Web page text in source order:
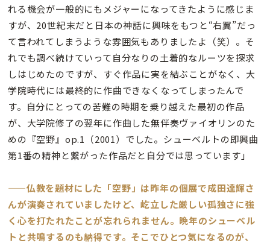
れる機会が一般的にもメジャーになってきたように感じま
すが、20世紀末だと日本の神話に興味をもつと“右翼”だっ
て言われてしまうような雰囲気もありましたよ（笑）。そ
れでも調べ続けていって自分なりの土着的なルーツを探求
しはじめたのですが、すぐ作品に実を結ぶことがなく、大
学院時代には最終的に作曲できなくなってしまったんで
す。自分にとっての苦難の時期を乗り越えた最初の作品
が、大学院修了の翌年に作曲した無伴奏ヴァイオリンのた
めの『空野』op.1（2001）でした。シューベルトの即興曲
第1番の精神と繋がった作品だと自分では思っています」
——仏教を題材にした「空野」は昨年の個展で成田達輝さ
んが演奏されていましたけど、屹立した厳しい孤独さに強
く心を打たれたことが忘れられません。晩年のシューベル
トと共鳴するのも納得です。そこでひとつ気になるのが、